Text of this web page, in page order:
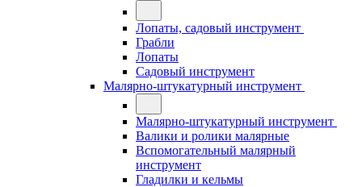
Лопаты, садовый инструмент
Грабли
Лопаты
Садовый инструмент
Малярно-штукатурный инструмент
Малярно-штукатурный инструмент
Валики и ролики малярные
Вспомогательный малярный
инструмент
Гладилки и кельмы